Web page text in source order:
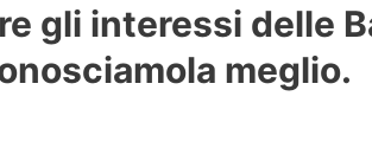
gli interessi delle
meglio.